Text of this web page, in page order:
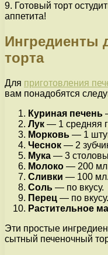
9. Готовый торт
аппетита!
Ингредиенты
торта
Для приготовления
вам понадобятся
Куриная печень
Лук — 1 средняя
Морковь — 1
Чеснок — 2
Мука — 3
Молоко — 200
Сливки — 100 мл.
Соль — по вкусу.
Перец — по вкусу.
Растительное
Эти простые
сытный печеночный